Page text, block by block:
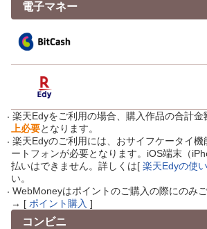
電子マネー
楽天Edyをご利用の場合、購入作品の合計金
上必要となります。
楽天Edyのご利用には、おサイフケータイ機
ートフォンが必要となります。iOS端末（
払いはできません。詳しくは[ 楽天Edyの使
い。
WebMoneyはポイントのご購入の際にのみ
→ [ ポイント購入 ]
コンビニ